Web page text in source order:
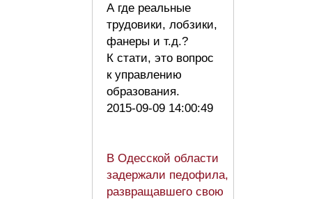
А где реальные
трудовики, лобзики,
фанеры и т.д.?
К стати, это вопрос
к управлению
образования.
2015-09-09 14:00:49
В Одесской области
задержали педофила,
развращавшего свою